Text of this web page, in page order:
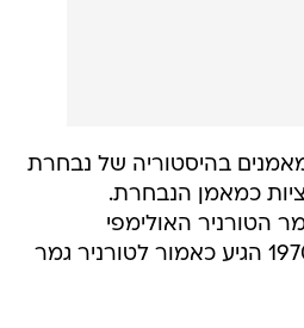
בהיסטוריה של נבחרת
כמאמן הנבחרת.
הטורניר האולימפי
במקסיקו 1968 ו וב - 1970 הגיע כאמור לטורניר גמר